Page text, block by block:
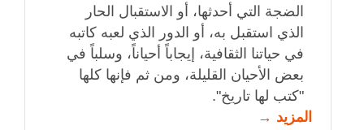
الضجة التي أحدثها، أو الاستقبال الحار
الذي استقبل به، أو الدور الذي لعبه كاتبه
في حياتنا الثقافية، إيجاباً أحياناً، وسلباً في
بعض الأحيان القليلة، ومن ثم فإنها كلها
"كتب لها تاريخ".
المزيد →